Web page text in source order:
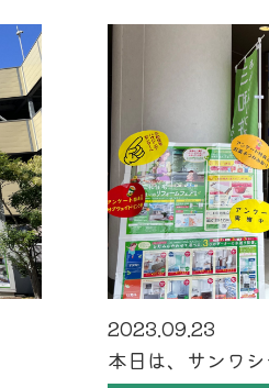
2023.09.23
本日は、サンワ